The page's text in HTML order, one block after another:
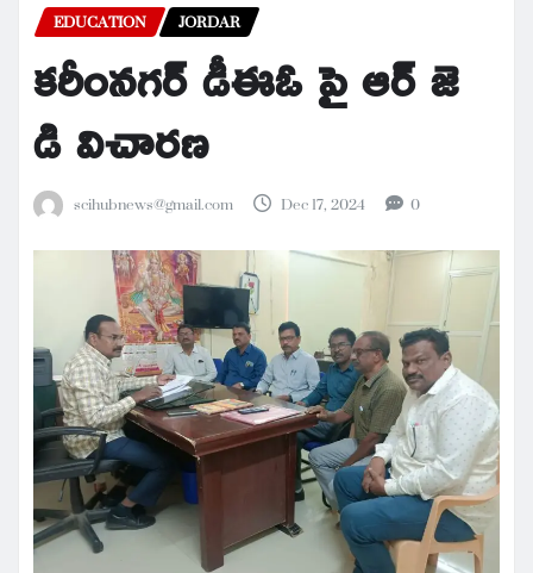
EDUCATION JORDAR
కరీంనగర్ డీఈఓ పై ఆర్ జె
డి విచారణ
scihubnews@gmail.com Dec 17, 2024 0